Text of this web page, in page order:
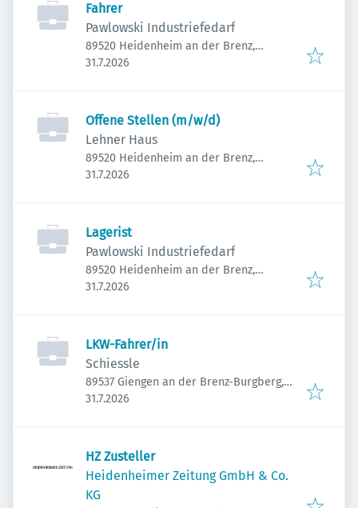
Fahrer
Pawlowski Industriefedarf
89520 Heidenheim an der Brenz,
Deutschland
Veröffentlicht
31.7.2026
Offene Stellen (m/w/d)
Lehner Haus
89520 Heidenheim an der Brenz,
Deutschland
Veröffentlicht
31.7.2026
Lagerist
Pawlowski Industriefedarf
89520 Heidenheim an der Brenz,
Deutschland
Veröffentlicht
31.7.2026
LKW-Fahrer/in
Schiessle
89537 Giengen an der Brenz-Burgberg,
Deutschland
Veröffentlicht
31.7.2026
HZ Zusteller
Heidenheimer Zeitung GmbH & Co.
KG